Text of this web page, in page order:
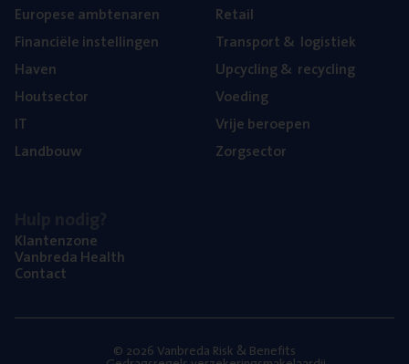
Euro­pe­se ambtenaren
Finan­ci­ë­le instellingen
Haven
Hout­sec­tor
IT
Land­bouw
Retail
Trans­port& logistiek
Upcy­cling& recycling
Voe­ding
Vrije beroe­pen
Zorg­sec­tor
Klan­ten­zo­ne
Van­b­re­da Health
Con­tact
© 2026 Vanbreda Risk & Benefits